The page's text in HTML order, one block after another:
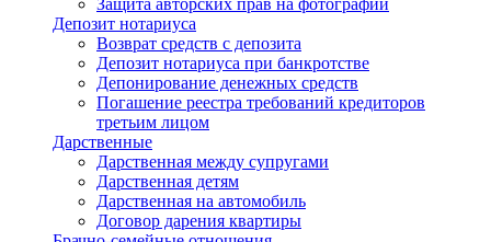
Защита авторских прав на фотографии
Депозит нотариуса
Возврат средств с депозита
Депозит нотариуса при банкротстве
Депонирование денежных средств
Погашение реестра требований кредиторов
третьим лицом
Дарственные
Дарственная между супругами
Дарственная детям
Дарственная на автомобиль
Договор дарения квартиры